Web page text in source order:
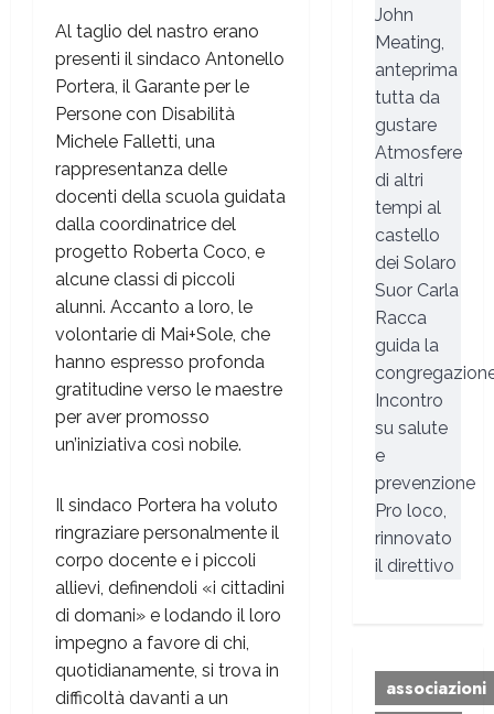
Al taglio del nastro erano
presenti il sindaco Antonello
Portera, il Garante per le
Persone con Disabilità
Michele Falletti, una
rappresentanza delle
docenti della scuola guidata
dalla coordinatrice del
progetto Roberta Coco, e
alcune classi di piccoli
alunni. Accanto a loro, le
volontarie di Mai+Sole, che
hanno espresso profonda
gratitudine verso le maestre
per aver promosso
un’iniziativa così nobile.
Il sindaco Portera ha voluto
ringraziare personalmente il
corpo docente e i piccoli
allievi, definendoli «i cittadini
di domani» e lodando il loro
impegno a favore di chi,
quotidianamente, si trova in
difficoltà davanti a un
John
Meating,
anteprima
tutta da
gustare
Atmosfere
di altri
tempi al
castello
dei Solaro
Suor Carla
Racca
guida la
Incontro
su salute
e
prevenzione
Pro loco,
rinnovato
il direttivo
associazioni